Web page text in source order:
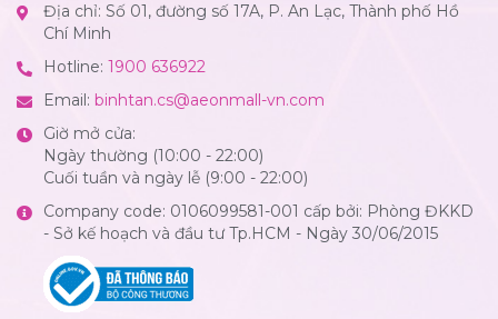
Địa chỉ: Số 01, đường số 17A, P. An Lạc, Thành phố Hồ
Chí Minh
Hotline: 1900 636922
Email: binhtan.cs@aeonmall-vn.com
Giờ mở cửa:
Ngày thường (10:00 - 22:00)
Cuối tuần và ngày lễ (9:00 - 22:00)
Company code: 0106099581-001 cấp bởi: Phòng ĐKKD
- Sở kế hoạch và đầu tư Tp.HCM - Ngày 30/06/2015